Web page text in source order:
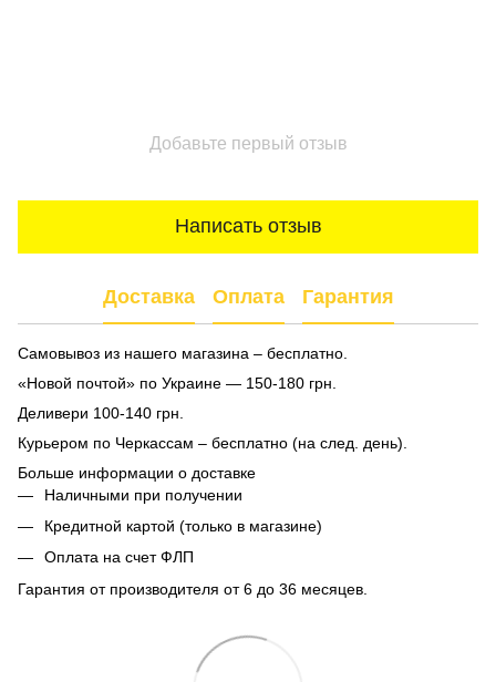
Добавьте первый отзыв
Написать отзыв
Доставка Оплата Гарантия
Самовывоз из нашего магазина – бесплатно.
«Новой почтой» по Украине — 150-180 грн.
Деливери 100-140 грн.
Курьером по Черкассам – бесплатно (на след. день).
Больше информации о доставке
Наличными при получении
Кредитной картой (только в магазине)
Оплата на счет ФЛП
Гарантия от производителя от 6 до 36 месяцев.